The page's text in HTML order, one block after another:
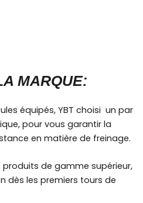
MARQUE:
équipés, YBT choisi un par
pour vous garantir la
en matière de freinage.
produits de gamme supérieur,
dès les premiers tours de